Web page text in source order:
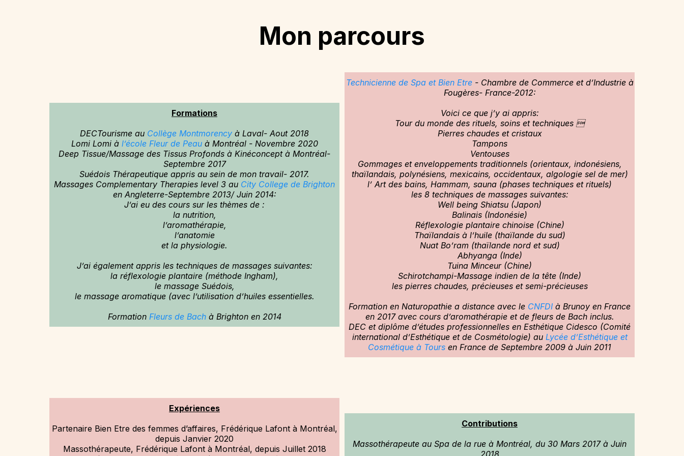
Mon parcours
Formations
DECTourisme au Collège Montmorency à Laval- Aout 2018
Lomi Lomi à l’école Fleur de Peauà Montréal - Novembre 2020
Deep Tissue/Massage des Tissus Profonds à Kinéconcept à Montréal-
Septembre 2017
Suédois Thérapeutique appris au sein de mon travail- 2017.
Massages Complementary Therapies level 3 au City College de Brighton
en Angleterre-Septembre 2013/ Juin 2014:
J’ai eu des cours sur les thèmes de :
la nutrition,
l’aromathérapie,
l’anatomie
et la physiologie.
J’ai également appris les techniques de massages suivantes:
la réflexologie plantaire (méthode Ingham),
le massage Suédois,
le massage aromatique (avec l’utilisation d’huiles essentielles.
Formation Fleurs de Bachà Brighton en 2014
Technicienne de Spa et Bien Etre- Chambre de Commerce et d’Industrie à
Fougères- France-2012:
Voici ce que j’y ai appris:
Tour du monde des rituels, soins et techniques 
Pierres chaudes et cristaux
Tampons
Ventouses
Gommages et enveloppements traditionnels (orientaux, indonésiens,
thaïlandais, polynésiens, mexicains, occidentaux, algologie sel de mer)
l’ Art des bains, Hammam, sauna (phases techniques et rituels)
les 8 techniques de massages suivantes:
Well being Shiatsu (Japon)
Balinais (Indonésie)
Réflexologie plantaire chinoise (Chine)
Thaïlandais à l’huile (thaïlande du sud)
Nuat Bo’ram (thaïlande nord et sud)
Abhyanga (Inde)
Tuina Minceur (Chine)
Schirotchampi-Massage indien de la tête (Inde)
les pierres chaudes, précieuses et semi-précieuses
Formation en Naturopathie a distance avec le CNFDI à Brunoy en France
en 2017 avec cours d’aromathérapie et de fleurs de Bach inclus.
DEC et diplôme d’études professionnelles en Esthétique Cidesco (Comité
international d’Esthétique et de Cosmétologie) au Lycée d’Esthétique et
Cosmétique à Tours en France de Septembre 2009 à Juin 2011
Expériences
Partenaire Bien Etre des femmes d’affaires, Frédérique Lafont à Montréal,
depuis Janvier 2020
Massothérapeute, Frédérique Lafont à Montréal, depuis Juillet 2018
Contributions
Massothérapeute au Spa de la rue à Montréal, du 30 Mars 2017 à Juin
2018